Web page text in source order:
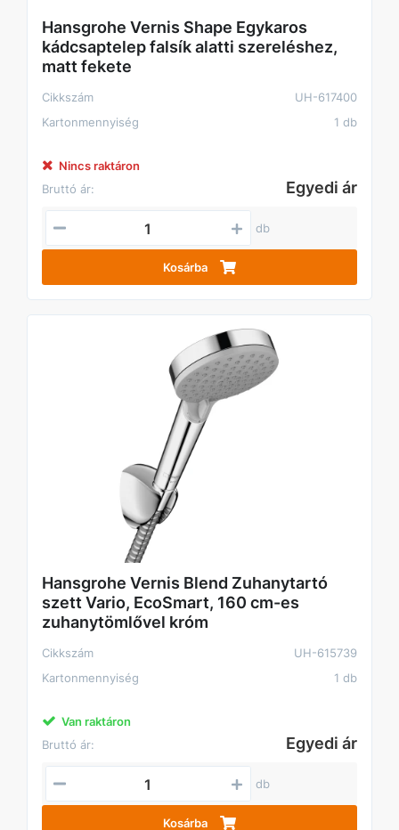
Hansgrohe Vernis Shape Egykaros
kádcsaptelep falsík alatti szereléshez,
matt fekete
Cikkszám
UH-617400
Kartonmennyiség
1 db
Nincs raktáron
Bruttó ár:
Egyedi ár
db
Kosárba
Hansgrohe Vernis Blend Zuhanytartó
szett Vario, EcoSmart, 160 cm-es
zuhanytömlővel króm
Cikkszám
UH-615739
Kartonmennyiség
1 db
Van raktáron
Bruttó ár:
Egyedi ár
db
Kosárba